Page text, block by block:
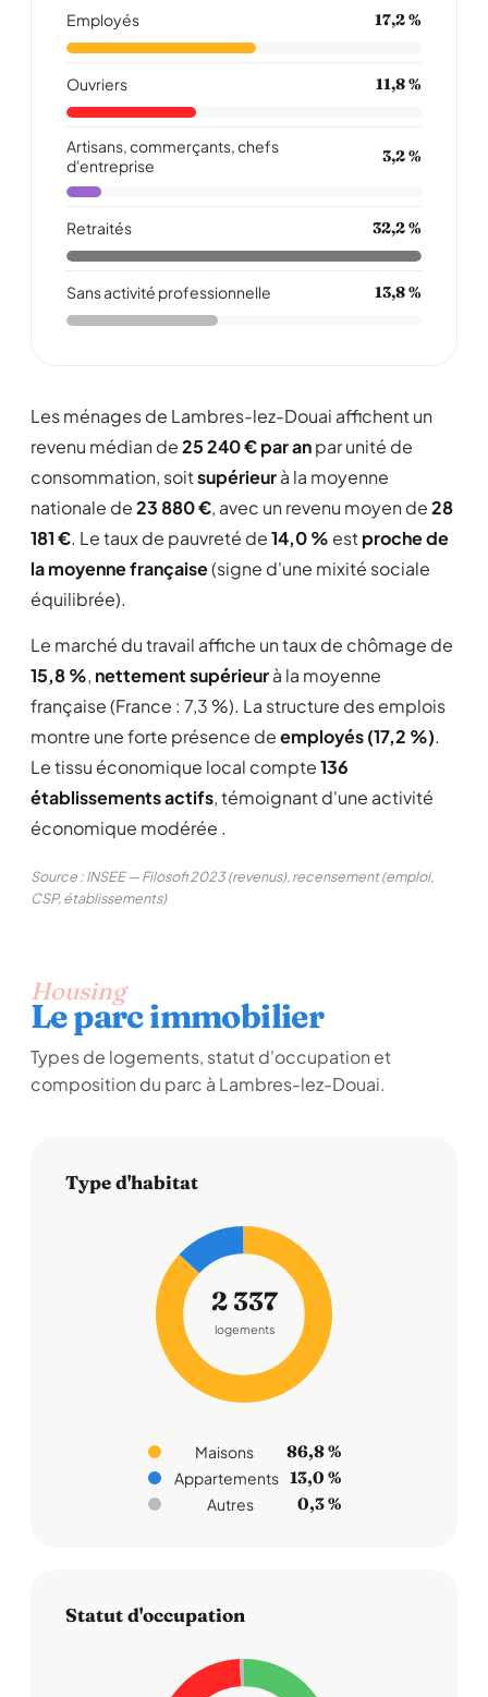
Employés 17,2 %
Ouvriers 11,8 %
Artisans, commerçants, chefs
d'entreprise
3,2 %
Retraités 32,2 %
Sans activité professionnelle 13,8 %
Les ménages de Lambres-lez-Douai affichent un
revenu médian de25 240 € par anpar unité de
consommation, soitsupérieurà la moyenne
nationale de23 880 €, avec un revenu moyen de28
181 €. Le taux de pauvreté de14,0 % estproche de
la moyenne française(signe d'une mixité sociale
équilibrée).
Le marché du travail affiche un taux de chômage de
15,8 %, nettement supérieurà la moyenne
française (France : 7,3 %). La structure des emplois
montre une forte présence deemployés (17,2 %).
Le tissu économique local compte136
établissements actifs, témoignant d'une activité
économique modérée .
Source : INSEE — Filosofi 2023 (revenus), recensement (emploi,
CSP, établissements)
Housing
Le parc immobilier
Types de logements, statut d'occupation et
composition du parc à Lambres-lez-Douai.
Type d'habitat
2 337
logements
Maisons 86,8 %
Appartements 13,0 %
Autres 0,3 %
Statut d'occupation